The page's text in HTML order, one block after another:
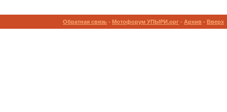
Обратная связь - Мотофорум УПЫРИ.орг - Архив - Вверх